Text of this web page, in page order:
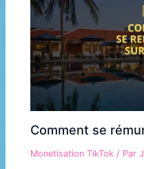
Comment se
Monetisation TikTok / Par